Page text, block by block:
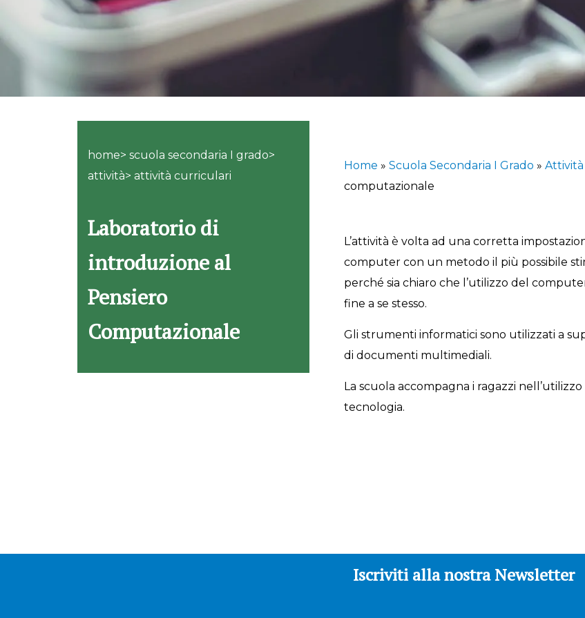
home> scuola secondaria I grado>
attività> attività curriculari
Laboratorio di
introduzione al
Pensiero
Computazionale
Home » Scuola Secondaria I Grado » Attività
computazionale
L’attività è volta ad una corretta
computer con un metodo il più possibile
perché sia chiaro che l’utilizzo del
fine a se stesso.
Gli strumenti informatici sono utilizzati a
di documenti multimediali.
La scuola accompagna i ragazzi
tecnologia.
Iscriviti alla nostra Newsletter